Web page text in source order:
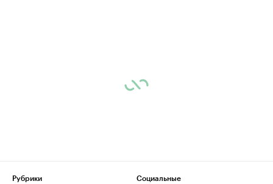
Рубрики
Социальные